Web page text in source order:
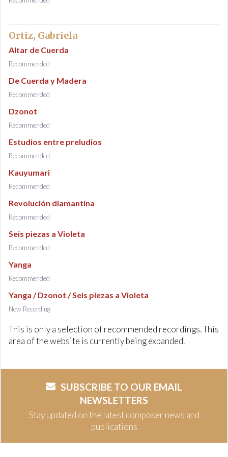
Ortiz, Gabriela
Altar de Cuerda
Recommended
De Cuerda y Madera
Recommended
Dzonot
Recommended
Estudios entre preludios
Recommended
Kauyumari
Recommended
Revolución diamantina
Recommended
Seis piezas a Violeta
Recommended
Yanga
Recommended
Yanga / Dzonot / Seis piezas a Violeta
New Recording
This is only a selection of recommended recordings. This
area of the website is currently being expanded.
SUBSCRIBE TO OUR EMAIL
NEWSLETTERS
Stay updated on the latest composer news and
publications